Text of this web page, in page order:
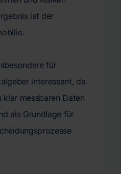
ist der
für
interessant, da
klar messbaren Daten
als Grundlage für